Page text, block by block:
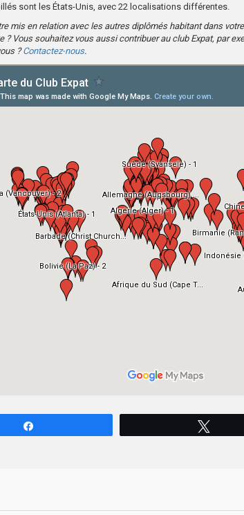
sont les États-Unis, avec 22 localisations différentes.
mis en relation avec les autres diplômés habitant dans
? Vous souhaitez vous aussi contribuer au club Expat, par
?Contactez-nous.